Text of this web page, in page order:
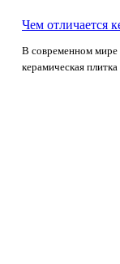
Чем отличается
В современном мире
керамическая